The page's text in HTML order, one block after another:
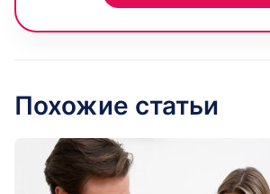
Похожие статьи